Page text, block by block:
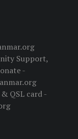
Support,
-
QSL card -